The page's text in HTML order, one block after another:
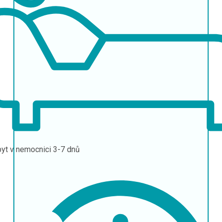
v nemocnici 3-7 dnů